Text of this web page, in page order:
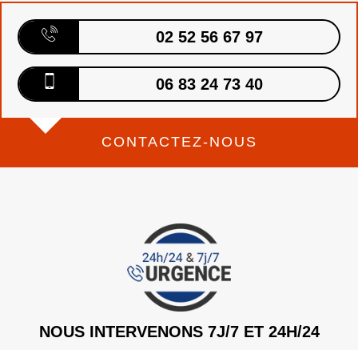
02 52 56 67 97
06 83 24 73 40
CONTACTEZ-NOUS
NOUS INTERVENONS 7J/7 ET 24H/24